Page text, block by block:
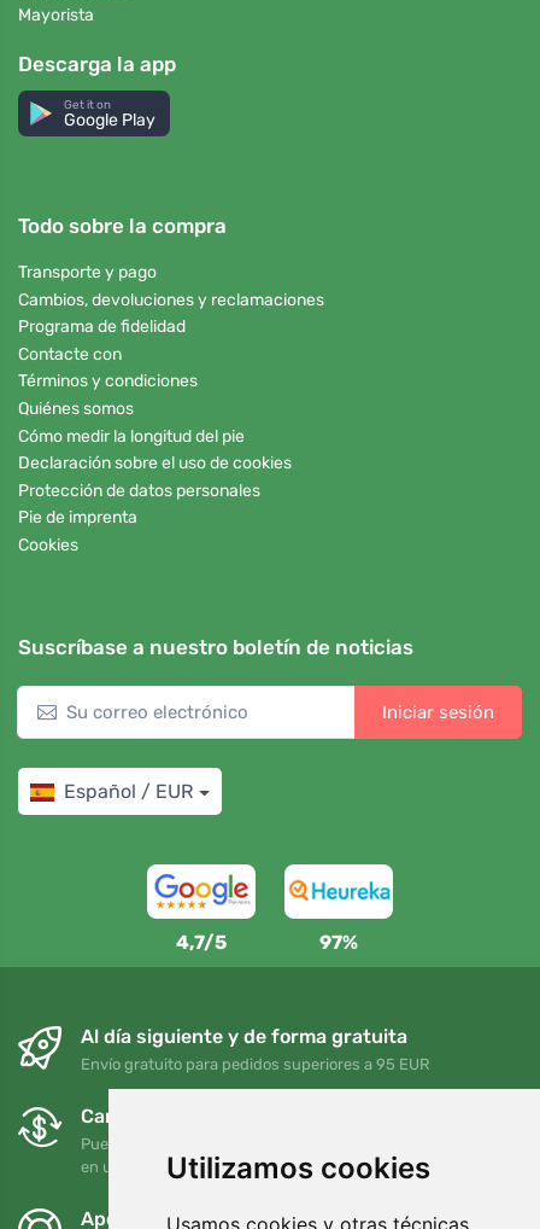
Utilizamos cookies
Usamos cookies y otras técnicas
Mayorista
Descarga la app
Get it on
Google Play
Todo sobre la compra
Transporte y pago
Cambios, devoluciones y reclamaciones
Programa de fidelidad
Contacte con
Términos y condiciones
Quiénes somos
Cómo medir la longitud del pie
Declaración sobre el uso de cookies
Protección de datos personales
Pie de imprenta
Cookies
Suscríbase a nuestro boletín de noticias
Iniciar sesión
Español / EUR
4,7/5 97%
Al día siguiente y de forma gratuita
Envío gratuito para pedidos superiores a 95 EUR
Cambios y devoluciones gratuitos
Puede devolver o cambiar su pedido en cualquier momento
en un plazo de 90 días
Apoyamos a Trees.org